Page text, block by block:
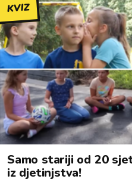
KVIZ
Samo stariji od 20
iz djetinjstva!